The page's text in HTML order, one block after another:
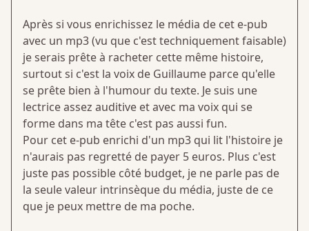
Après si vous enrichissez le média de cet e-pub
avec un mp3 (vu que c'est techniquement faisable)
je serais prête à racheter cette même histoire,
surtout si c'est la voix de Guillaume parce qu'elle
se prête bien à l'humour du texte. Je suis une
lectrice assez auditive et avec ma voix qui se
forme dans ma tête c'est pas aussi fun.
Pour cet e-pub enrichi d'un mp3 qui lit l'histoire je
n'aurais pas regretté de payer 5 euros. Plus c'est
juste pas possible côté budget, je ne parle pas de
la seule valeur intrinsèque du média, juste de ce
que je peux mettre de ma poche.